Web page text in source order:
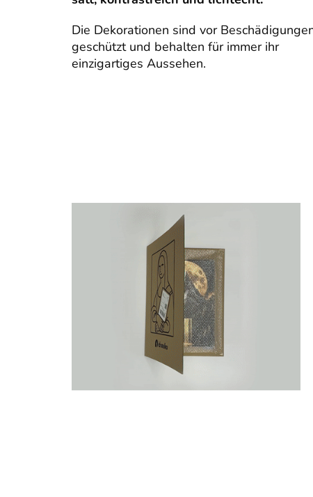
Die Dekorationen sind vor
geschützt und behalten für immer ihr
einzigartiges Aussehen.